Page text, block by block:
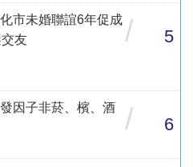
市未婚聯誼6年促成
友
/ 5
因子非菸、檳、酒
/ 6